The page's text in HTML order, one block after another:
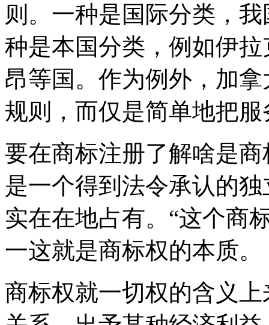
则。一种是国际分类，
种是本国分类，例如伊
昂等国。作为例外，加
规则，而仅是简单地把
要在商标注册了解啥是
是一个得到法令承认的
实在在地占有。“这个商
一这就是商标权的本质。
商标权就一切权的含义